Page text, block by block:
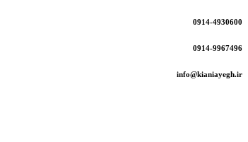
0914-4930600
0914-9967496
info@kianiayegh.ir